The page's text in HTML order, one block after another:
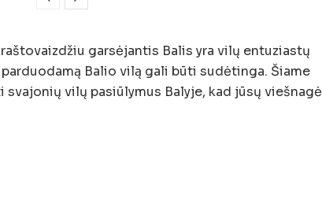
garsėjantis Balis yra vilų entuziastų
Balio vilą gali būti sudėtinga. Šiame
vilų pasiūlymus Balyje, kad jūsų viešnagė